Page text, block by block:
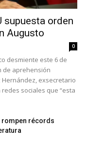
supuesta orden
Augusto
0
desmiente este 6 de
de aprehensión
exsecretario
sociales que “esta
rompen récords